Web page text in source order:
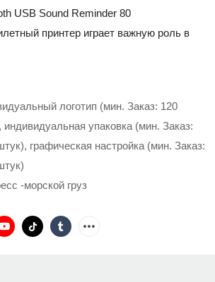
USB Sound Reminder 80
принтер играет важную роль в
логотип (мин. Заказ: 120
индивидуальная упаковка (мин. Заказ:
графическая настройка (мин. Заказ:
-морской груз